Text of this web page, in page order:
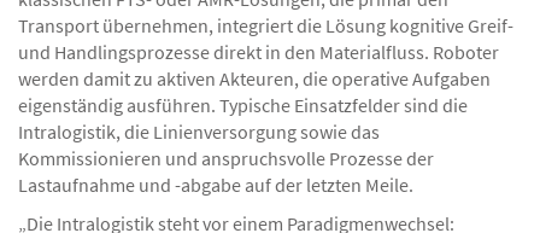
in bestehende Infrastrukturen integrieren. Im Gegensatz zu
klassischen FTS- oder AMR-Lösungen, die primär den
Transport übernehmen, integriert die Lösung kognitive Greif-
und Handlingsprozesse direkt in den Materialfluss. Roboter
werden damit zu aktiven Akteuren, die operative Aufgaben
eigenständig ausführen. Typische Einsatzfelder sind die
Intralogistik, die Linienversorgung sowie das
Kommissionieren und anspruchsvolle Prozesse der
Lastaufnahme und -abgabe auf der letzten Meile.